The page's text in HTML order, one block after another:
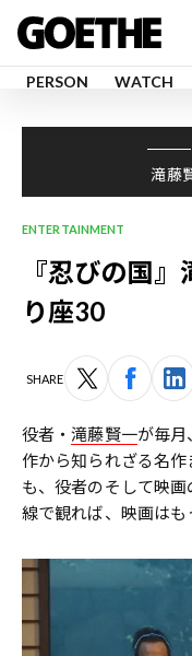
PERSON WATCH
滝藤
ENTERTAINMENT
『忍びの国
り座30
SHARE
役者・滝藤賢一が毎月
作から知られざる名
も、役者のそして映
線で観れば、映画は